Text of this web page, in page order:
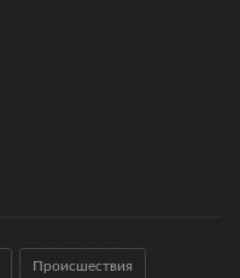
Происшествия